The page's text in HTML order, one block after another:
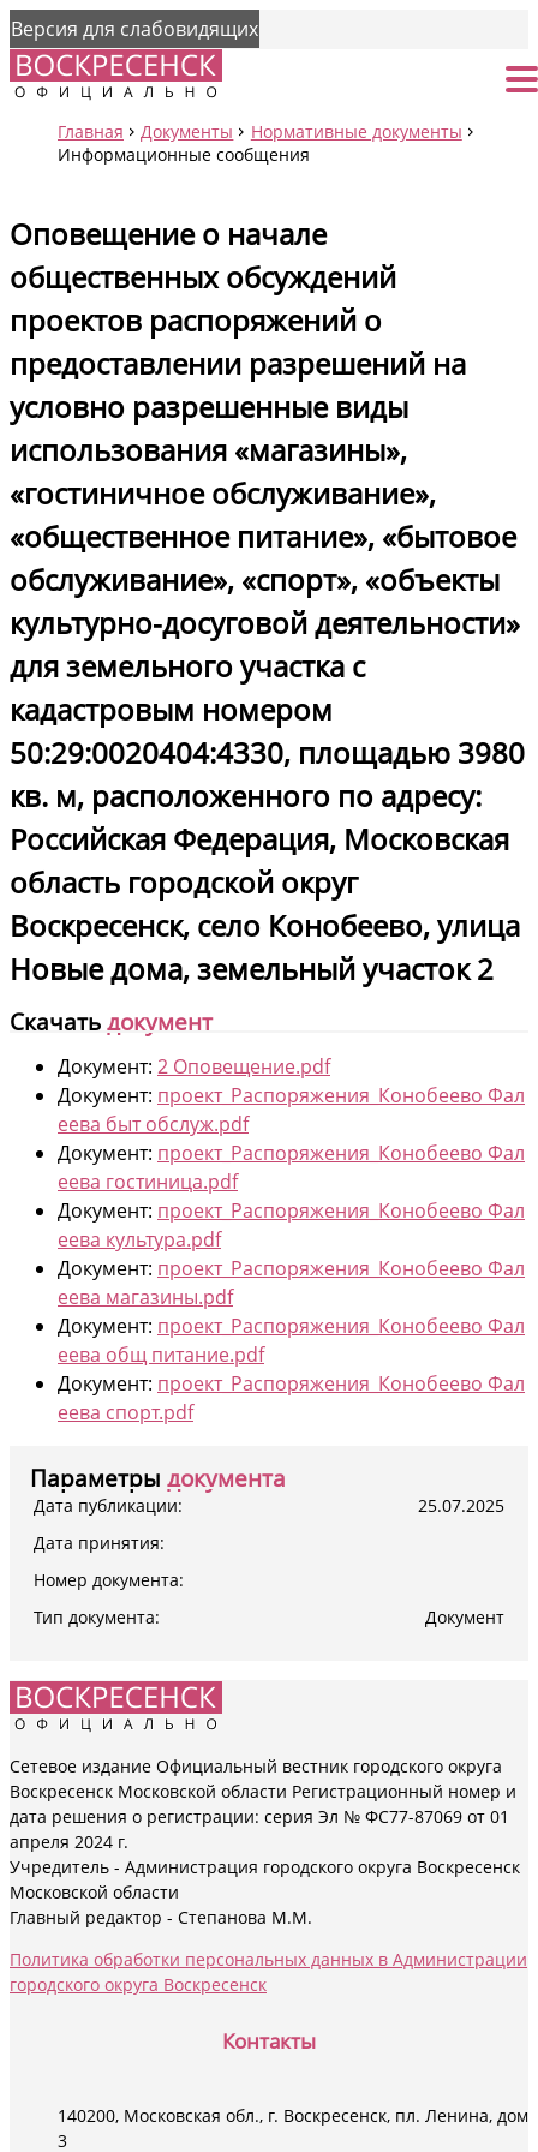
Версия для слабовидящих
Главная Документы
Нормативные документы
Информационные сообщения
Оповещение о начале
общественных обсуждений
проектов распоряжений о
предоставлении разрешений на
условно разрешенные виды
использования «магазины»,
«гостиничное обслуживание»,
«общественное питание», «бытовое
обслуживание», «спорт», «объекты
культурно-досуговой деятельности»
для земельного участка с
кадастровым номером
50:29:0020404:4330, площадью 3980
кв. м, расположенного по адресу:
Российская Федерация, Московская
область городской округ
Воскресенск, село Конобеево, улица
Новые дома, земельный участок 2
Скачатьдокумент
Документ: 2 Оповещение.pdf
Документ: проект_Распоряжения_Конобеево Фал
еева быт обслуж.pdf
Документ: проект_Распоряжения_Конобеево Фал
еева гостиница.pdf
Документ: проект_Распоряжения_Конобеево Фал
еева культура.pdf
Документ: проект_Распоряжения_Конобеево Фал
еева магазины.pdf
Документ: проект_Распоряжения_Конобеево Фал
еева общ питание.pdf
Документ: проект_Распоряжения_Конобеево Фал
еева спорт.pdf
Параметры документа
Дата публикации:
25.07.2025
Дата принятия:
Номер документа:
Тип документа:
Документ
Сетевое издание Официальный вестник городского округа
Воскресенск Московской области Регистрационный номер и
дата решения о регистрации: серия Эл № ФС77-87069 от 01
апреля 2024 г.
Учредитель - Администрация городского округа Воскресенск
Московской области
Главный редактор - Степанова М.М.
Политика обработки персональных данных в Администрации
городского округа Воскресенск
Контакты
140200, Московская обл., г. Воскресенск, пл. Ленина, дом
3